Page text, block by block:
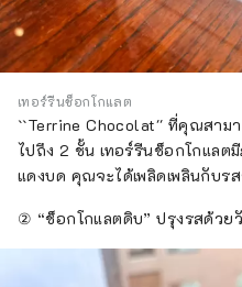
เทอร์รีนช็อกโกแลต
``Terrine Chocolat'' ที่คุณสาม
ไปถึง 2 ชั้น เทอร์รีนช็อกโกแลต
แดงบด คุณจะได้เพลิดเพลินกับร
② “ช็อกโกแลตดิบ” ปรุงรสด้วย